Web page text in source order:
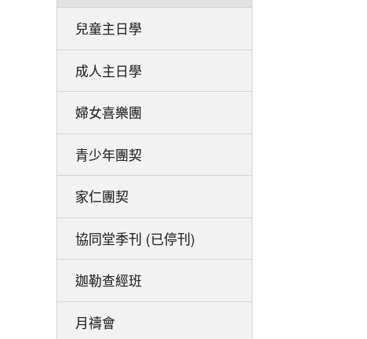
兒童主日學
成人主日學
婦女喜樂團
青少年團契
家仁團契
協同堂季刊 (已停刊)
迦勒查經班
月禱會